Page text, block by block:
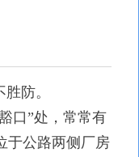
防。
口”处，常常有
于公路两侧厂房